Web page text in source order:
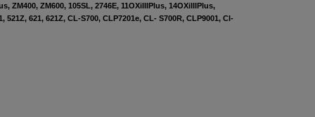
ZM600, 105SL, 2746E, 11OXiIIIPlus, 14OXiIIIPlus,
621, 621Z, CL-S700, CLP7201e, CL- S700R, CLP9001, Cl-